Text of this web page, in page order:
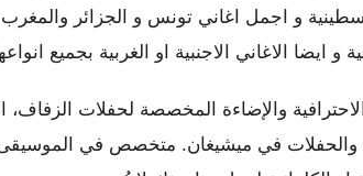
و اجمل اغاني تونس و الجزائر والمغرب
و ايضا الاغاني الاجنبية او الغربية بجميع
والإضاءة المخصصة لحفلات الزفاف،
والحفلات في ميشيغان. متخصص في